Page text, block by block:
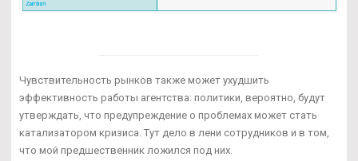
Чувствительность рынков также может ухудшить
эффективность работы агентства: политики, вероятно, будут
утверждать, что предупреждение о проблемах может стать
катализатором кризиса. Тут дело в лени сотрудников и в том,
что мой предшественник ложился под них.